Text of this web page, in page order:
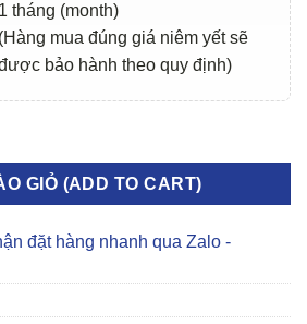
1 tháng (month)
(Hàng mua đúng giá niêm yết sẽ
bảo hành theo quy định)
950 2022-2025 | 35300C3030 số
GIỎ (ADD TO CART)
đặt hàng nhanh qua Zalo -